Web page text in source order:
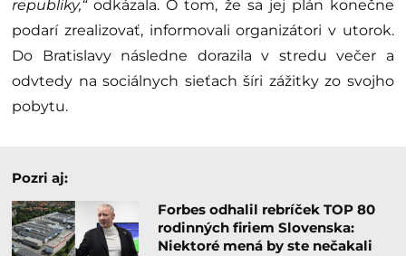
republiky,“odkázala. O tom, že sa jej plán konečne
podarí zrealizovať, informovali organizátori v utorok.
Do Bratislavy následne dorazila v stredu večer a
odvtedy na sociálnych sieťach šíri zážitky zo svojho
pobytu.
Pozri aj:
Forbes odhalil rebríček TOP 80
rodinných firiem Slovenska:
Niektoré mená by ste nečakali